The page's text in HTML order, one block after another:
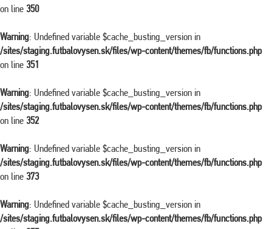
on line 350
Warning: Undefined variable $cache_busting_version in
/sites/staging.futbalovysen.sk/files/wp-content/themes/fb/functions.php
on line 351
Warning: Undefined variable $cache_busting_version in
/sites/staging.futbalovysen.sk/files/wp-content/themes/fb/functions.php
on line 352
Warning: Undefined variable $cache_busting_version in
/sites/staging.futbalovysen.sk/files/wp-content/themes/fb/functions.php
on line 373
Warning: Undefined variable $cache_busting_version in
/sites/staging.futbalovysen.sk/files/wp-content/themes/fb/functions.php